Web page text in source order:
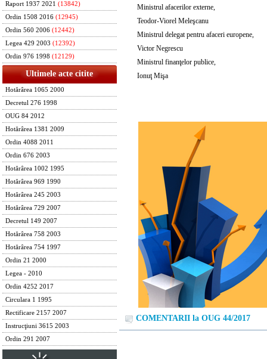
Raport 1937 2021 (13842)
Ordin 1508 2016 (12945)
Ordin 560 2006 (12442)
Legea 429 2003 (12392)
Ordin 976 1998 (12129)
Ultimele acte citite
Hotărârea 1065 2000
Decretul 276 1998
OUG 84 2012
Hotărârea 1381 2009
Ordin 4088 2011
Ordin 676 2003
Hotărârea 1002 1995
Hotărârea 969 1990
Hotărârea 245 2003
Hotărârea 729 2007
Decretul 149 2007
Hotărârea 758 2003
Hotărârea 754 1997
Ordin 21 2000
Legea - 2010
Ordin 4252 2017
Circulara 1 1995
Rectificare 2157 2007
Instrucţiuni 3615 2003
Ordin 291 2007
Ministrul afacerilor externe,
Teodor-Viorel Meleşcanu
Ministrul delegat pentru afaceri europene,
Victor Negrescu
Ministrul finanţelor publice,
Ionuţ Mişa
COMENTARII la OUG 44/2017